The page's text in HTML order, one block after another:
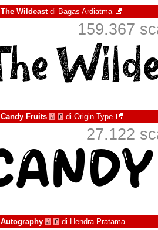
The Wildeastdi Bagas Ardiatma
159.367
Candy Fruits à € di Origin Type
27.122
Autography à € di Hendra Pratama